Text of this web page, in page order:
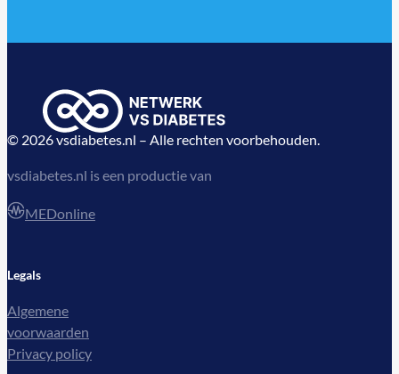
© 2026 vsdiabetes.nl – Alle rechten voorbehouden.
vsdiabetes.nl is een productie van
MEDonline
Legals
Algemene
voorwaarden
Privacy policy